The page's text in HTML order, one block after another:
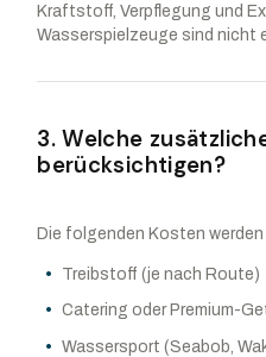
Kraftstoff, Verpflegung und
Wasserspielzeuge sind nicht
3. Welche
berücksichtigen?
Die folgenden Kosten
Treibstoff (je nach Route)
Catering oder Premium-
Wassersport (Seabob,